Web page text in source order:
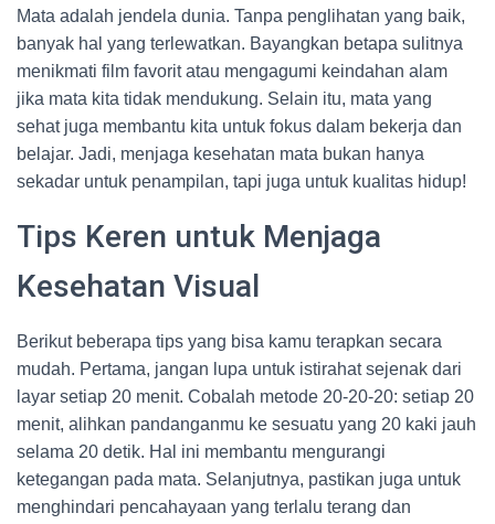
Mata adalah jendela dunia. Tanpa penglihatan yang baik,
banyak hal yang terlewatkan. Bayangkan betapa sulitnya
menikmati film favorit atau mengagumi keindahan alam
jika mata kita tidak mendukung. Selain itu, mata yang
sehat juga membantu kita untuk fokus dalam bekerja dan
belajar. Jadi, menjaga kesehatan mata bukan hanya
sekadar untuk penampilan, tapi juga untuk kualitas hidup!
Tips Keren untuk Menjaga
Kesehatan Visual
Berikut beberapa tips yang bisa kamu terapkan secara
mudah. Pertama, jangan lupa untuk istirahat sejenak dari
layar setiap 20 menit. Cobalah metode 20-20-20: setiap 20
menit, alihkan pandanganmu ke sesuatu yang 20 kaki jauh
selama 20 detik. Hal ini membantu mengurangi
ketegangan pada mata. Selanjutnya, pastikan juga untuk
menghindari pencahayaan yang terlalu terang dan